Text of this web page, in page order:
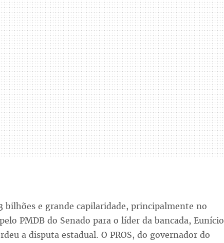
bilhões e grande capilaridade, principalmente no
PMDB do Senado para o líder da bancada, Eunício
a disputa estadual. O PROS, do governador do